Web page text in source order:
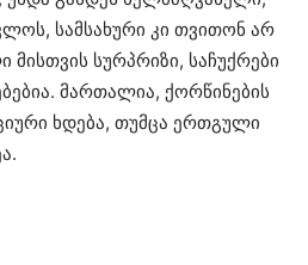
სამსახური კი თვითონ არ
სურპრიზი, საჩუქრები
მართალია, ქორწინების
ხდება, თუმცა ერთგული